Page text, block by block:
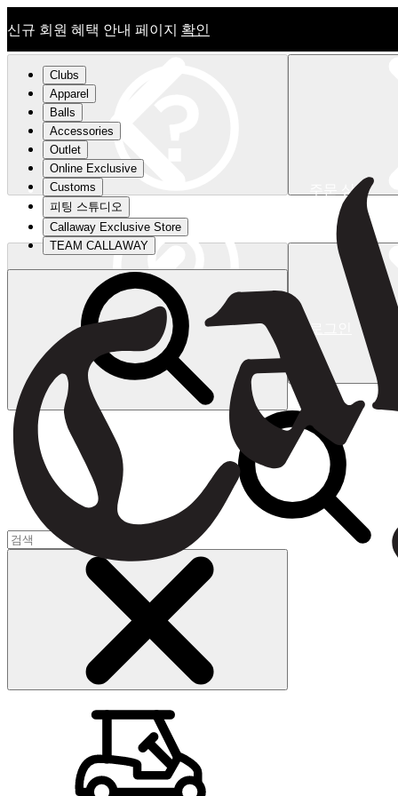
신규 회원 혜택 안내 페이지 확인
신규 회원 혜택 안내 페이지확인
주문 상태
로그인
장바구니
Clubs
Apparel
Balls
Accessories
Outlet
Online Exclusive
Customs
피팅 스튜디오
Callaway Exclusive Store
TEAM CALLAWAY